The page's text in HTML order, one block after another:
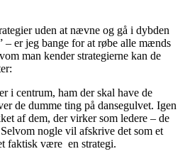
uden at nævne og gå i dybden
– er jeg bange for at røbe alle mænds
man kender strategierne kan de
i centrum, ham der skal have de
de dumme ting på dansegulvet. Igen
af dem, der virker som ledere – de
nogle vil afskrive det som et
faktisk være en strategi.